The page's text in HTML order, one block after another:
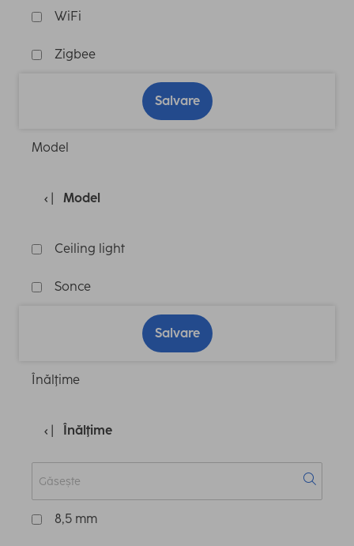
WiFi
Zigbee
Salvare
Model
Model
Ceiling light
Sonce
Salvare
Înălţime
Înălţime
8,5 mm